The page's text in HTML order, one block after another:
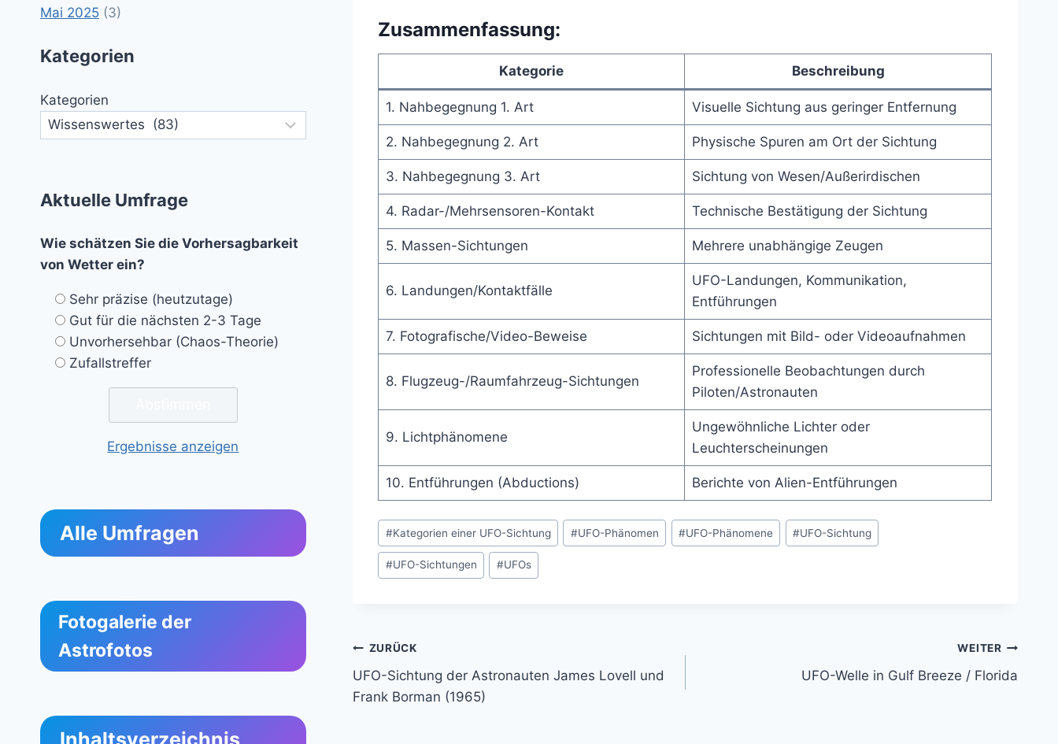
Zusammenfassung:
Kategorie Beschreibung
1. Nahbegegnung 1. Art Visuelle Sichtung aus geringer Entfernung
2. Nahbegegnung 2. Art Physische Spuren am Ort der Sichtung
3. Nahbegegnung 3. Art Sichtung von Wesen/Außerirdischen
4. Radar-/Mehrsensoren-Kontakt Technische Bestätigung der Sichtung
5. Massen-Sichtungen Mehrere unabhängige Zeugen
6. Landungen/Kontaktfälle
UFO-Landungen, Kommunikation,
Entführungen
7. Fotografische/Video-Beweise Sichtungen mit Bild- oder Videoaufnahmen
8. Flugzeug-/Raumfahrzeug-Sichtungen
Professionelle Beobachtungen durch
Piloten/Astronauten
9. Lichtphänomene
Ungewöhnliche Lichter oder
Leuchterscheinungen
10. Entführungen (Abductions) Berichte von Alien-Entführungen
Schlagworte:
#Kategorien einer UFO-Sichtung #UFO-Phänomen #UFO-Phänomene #UFO-Sichtung
#UFO-Sichtungen #UFOs
Beitragsnavigation
ZURÜCK
UFO-Sichtung der Astronauten James Lovell und
Frank Borman (1965)
WEITER
UFO-Welle in Gulf Breeze / Florida
Mai 2025 (3)
Kategorien
Kategorien
Aktuelle Umfrage
Wie schätzen Sie die Vorhersagbarkeit
von Wetter ein?
Sehr präzise (heutzutage)
Gut für die nächsten 2-3 Tage
Unvorhersehbar (Chaos-Theorie)
Zufallstreffer
Ergebnisse anzeigen
Alle Umfragen
Fotogalerie der
Astrofotos
Inhaltsverzeichnis